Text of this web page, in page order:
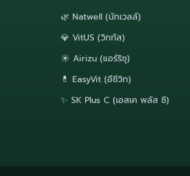
🌿 Natwell (นัทเวลล์)
💎 VitUS (วิททัส)
☀️ Airizu (แอร์ริซุ)
💊 EasyVit (อีซีวิท)
✨ SK Plus C (เอสเค พลัส ซี)